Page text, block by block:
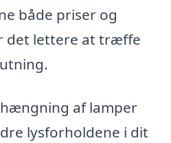
både priser og
det lettere at træffe
af lamper
lysforholdene i dit